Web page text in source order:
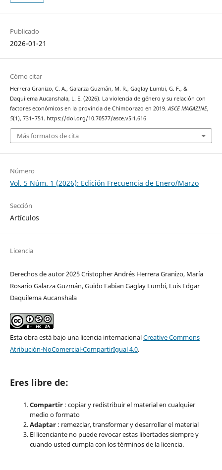
Publicado
2026-01-21
Cómo citar
Herrera Granizo, C. A., Galarza Guzmán, M. R., Gaglay Lumbi, G. F., &
Daquilema Aucanshala, L. E. (2026). La violencia de género y su relación con
factores económicos en la provincia de Chimborazo en 2019. ASCE MAGAZINE,
5(1), 731–751. https://doi.org/10.70577/asce.v5i1.616
Más formatos de cita
Número
Vol. 5 Núm. 1 (2026): Edición Frecuencia de Enero/Marzo
Sección
Artículos
Licencia
Derechos de autor 2025 Cristopher Andrés Herrera Granizo, María
Rosario Galarza Guzmán, Guido Fabian Gaglay Lumbi, Luis Edgar
Daquilema Aucanshala
Esta obra está bajo una licencia internacionalCreative Commons
Atribución-NoComercial-CompartirIgual 4.0.
Eres libre de:
Compartir : copiar y redistribuir el material en cualquier
medio o formato
Adaptar : remezclar, transformar y desarrollar el material
El licenciante no puede revocar estas libertades siempre y
cuando usted cumpla con los términos de la licencia.